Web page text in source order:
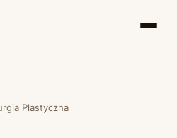
Plastyczna